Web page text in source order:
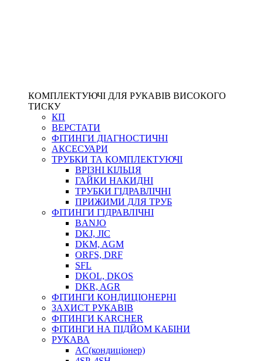
КОМПЛЕКТУЮЧІ ДЛЯ РУКАВІВ ВИСОКОГО
ТИСКУ
КП
ВЕРСТАТИ
ФІТИНГИ ДІАГНОСТИЧНІ
АКСЕСУАРИ
ТРУБКИ ТА КОМПЛЕКТУЮЧІ
ВРІЗНІ КІЛЬЦЯ
ГАЙКИ НАКИДНІ
ТРУБКИ ГІДРАВЛІЧНІ
ПРИЖИМИ ДЛЯ ТРУБ
ФІТИНГИ ГІДРАВЛІЧНІ
BANJO
DKJ, JIC
DKM, AGM
ORFS, DRF
SFL
DKOL, DKOS
DKR, AGR
ФІТИНГИ КОНДИЦІОНЕРНІ
ЗАХИСТ РУКАВІВ
ФІТИНГИ KARCHER
ФІТИНГИ НА ПІДЙОМ КАБІНИ
РУКАВА
AC(кондиціонер)